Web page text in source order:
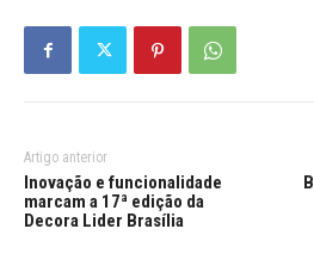
Artigo anterior
Inovação e funcionalidade
marcam a 17ª edição da
Decora Lider Brasília